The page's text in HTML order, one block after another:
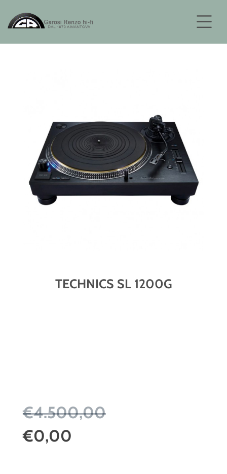
TECHNICS SL 1200G
€4.500,00
€0,00